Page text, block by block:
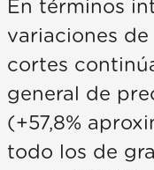
En términos
variaciones
cortes
general de
(+57,8%
todo los de